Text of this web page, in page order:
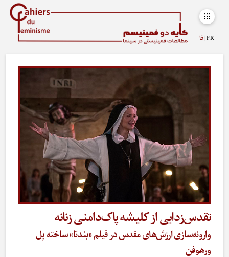
FR | فا
تقدس‌زدایی از کلیشه پاک‌دامنی زنانه
وارونه‌سازی ارزش‌های مقدس در فیلم «بندتا» ساخته پل
ورهوفن